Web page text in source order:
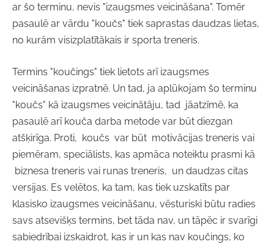
ar šo terminu, nevis "izaugsmes veicināšana". Tomēr
pasaulē ar vārdu "koučs" tiek saprastas daudzas lietas,
no kurām visizplatītākais ir sporta treneris.
Termins "koučings" tiek lietots arī izaugsmes
veicināšanas izpratnē. Un tad, ja aplūkojam šo terminu
"koučs" kā izaugsmes veicinātāju, tad jāatzīmē, ka
pasaulē arī kouča darba metode var būt diezgan
atšķirīga. Proti, koučs var būt motivācijas treneris vai
piemēram, speciālists, kas apmāca noteiktu prasmi kā
biznesa treneris vai runas treneris, un daudzas citas
versijas. Es velētos, ka tam, kas tiek uzskatīts par
klasisko izaugsmes veicināšanu, vēsturiski būtu radies
savs atsevišķs termins, bet tāda nav, un tāpēc ir svarīgi
sabiedrībai izskaidrot, kas ir un kas nav koučings, ko